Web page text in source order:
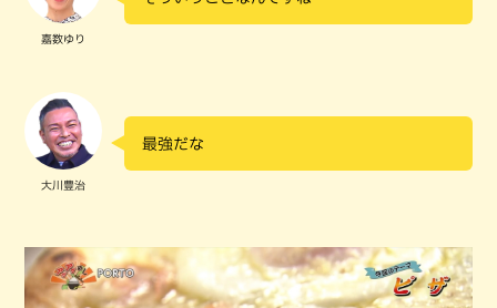
嘉数ゆり
大川豊治
最強だな